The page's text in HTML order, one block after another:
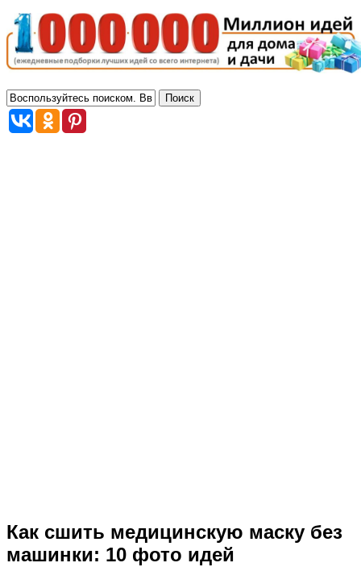
Как сшить медицинскую маску без
машинки: 10 фото идей